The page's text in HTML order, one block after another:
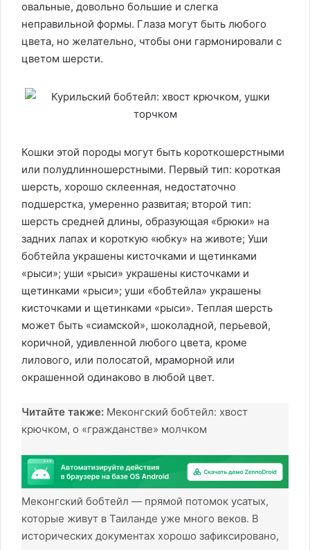
овальные, довольно большие и слегка
неправильной формы. Глаза могут быть любого
цвета, но желательно, чтобы они гармонировали с
цветом шерсти.
Кошки этой породы могут быть короткошерстными
или полудлинношерстными. Первый тип: короткая
шерсть, хорошо склеенная, недостаточно
подшерстка, умеренно развитая; второй тип:
шерсть средней длины, образующая «брюки» на
задних лапах и короткую «юбку» на животе; Уши
бобтейла украшены кисточками и щетинками
«рыси»; уши «рыси» украшены кисточками и
щетинками «рыси»; уши «бобтейла» украшены
кисточками и щетинками «рыси». Теплая шерсть
может быть «сиамской», шоколадной, перьевой,
коричной, удивленной любого цвета, кроме
лилового, или полосатой, мраморной или
окрашенной одинаково в любой цвет.
Читайте также: Меконгский бобтейл: хвост
крючком, о «гражданстве» молчком
Меконгский бобтейл — прямой потомок усатых,
которые живут в Таиланде уже много веков. В
исторических документах хорошо зафиксировано,